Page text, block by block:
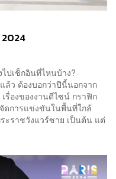
2024
ปเช็กอินที่ไหนบ้าง?
ล้ว ต้องบอกว่าปีนี้นอกจาก
องของงานดีไซน์ กราฟิก
ดการแข่งขันในพื้นที่ใกล้
ะราชวังแวร์ซาย เป็นต้น แต่